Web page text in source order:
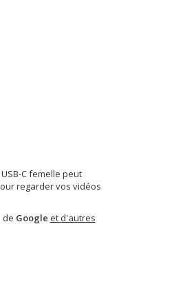
C femelle peut
regarder vos vidéos
de Google et d'autres